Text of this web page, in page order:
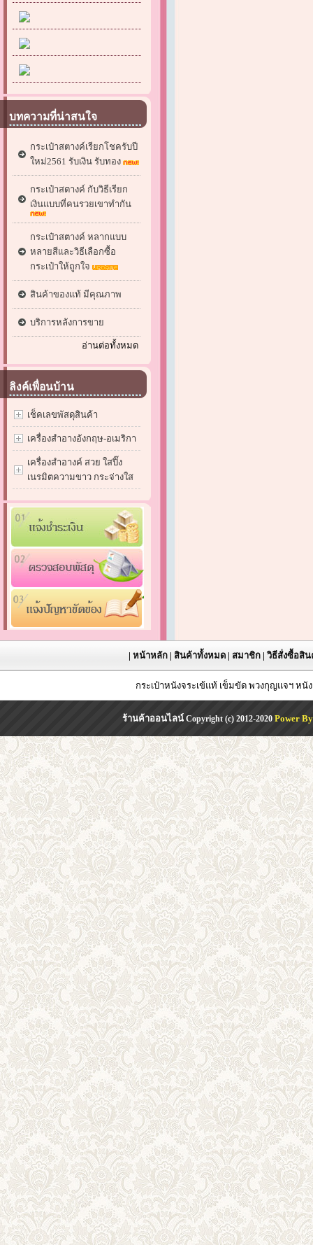
บทความที่น่าสนใจ
กระเป๋าสตางค์เรียกโชครับปี
ใหม่2561 รับเงิน รับทอง
กระเป๋าสตางค์ กับวิธีเรียก
เงินแบบที่คนรวยเขาทำกัน
กระเป๋าสตางค์ หลากแบบ
หลายสีและวิธีเลือกซื้อ
กระเป๋าให้ถูกใจ
สินค้าของแท้ มีคุณภาพ
บริการหลังการขาย
อ่านต่อทั้งหมด
ลิงค์เพื่อนบ้าน
เช็คเลขพัสดุสินค้า
เครื่องสำอางอังกฤษ-อเมริกา
เครื่องสำอางค์ สวย ใสปิ๊ง
เนรมิตความขาว กระจ่างใส
|หน้าหลัก |สินค้าทั้งหมด |สมาชิก |วิธีสั่งซื้อสิ
กระเป๋าหนังจระเข้แท้ เข็มขัด พวงกุญแจฯ หนัง
ร้านค้าออนไลน์ Copyright (c) 2012-2020 Power